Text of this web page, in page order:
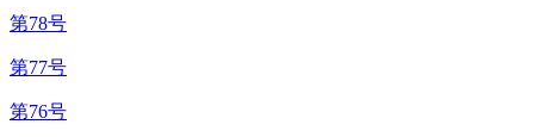
第78号
第77号
第76号